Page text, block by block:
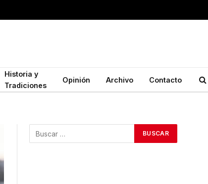
Historia y
Tradiciones
Opinión Archivo Contacto